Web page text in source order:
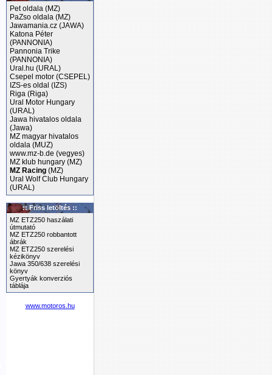
Pet oldala (MZ)
PaZso oldala (MZ)
Jawamania.cz (JAWA)
Katona Péter
(PANNONIA)
Pannonia Trike
(PANNONIA)
Ural.hu (URAL)
Csepel motor (CSEPEL)
IZS-es oldal (IZS)
Riga (Riga)
Ural Motor Hungary
(URAL)
Jawa hivatalos oldala
(Jawa)
MZ magyar hivatalos
oldala (MUZ)
www.mz-b.de (vegyes)
MZ klub hungary (MZ)
MZ Racing (MZ)
Ural Wolf Club Hungary
(URAL)
:: Friss letöltés ::
MZ ETZ250 haszálati
útmutató
MZ ETZ250 robbantott
ábrák
MZ ETZ250 szerelési
kézikönyv
Jawa 350/638 szerelési
könyv
Gyertyák konverziós
táblája
www.motoros.hu